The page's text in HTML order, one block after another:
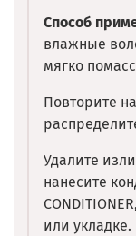
Способ
влажные
мягко
Повторите
Удалите
нанесите
или укладке.